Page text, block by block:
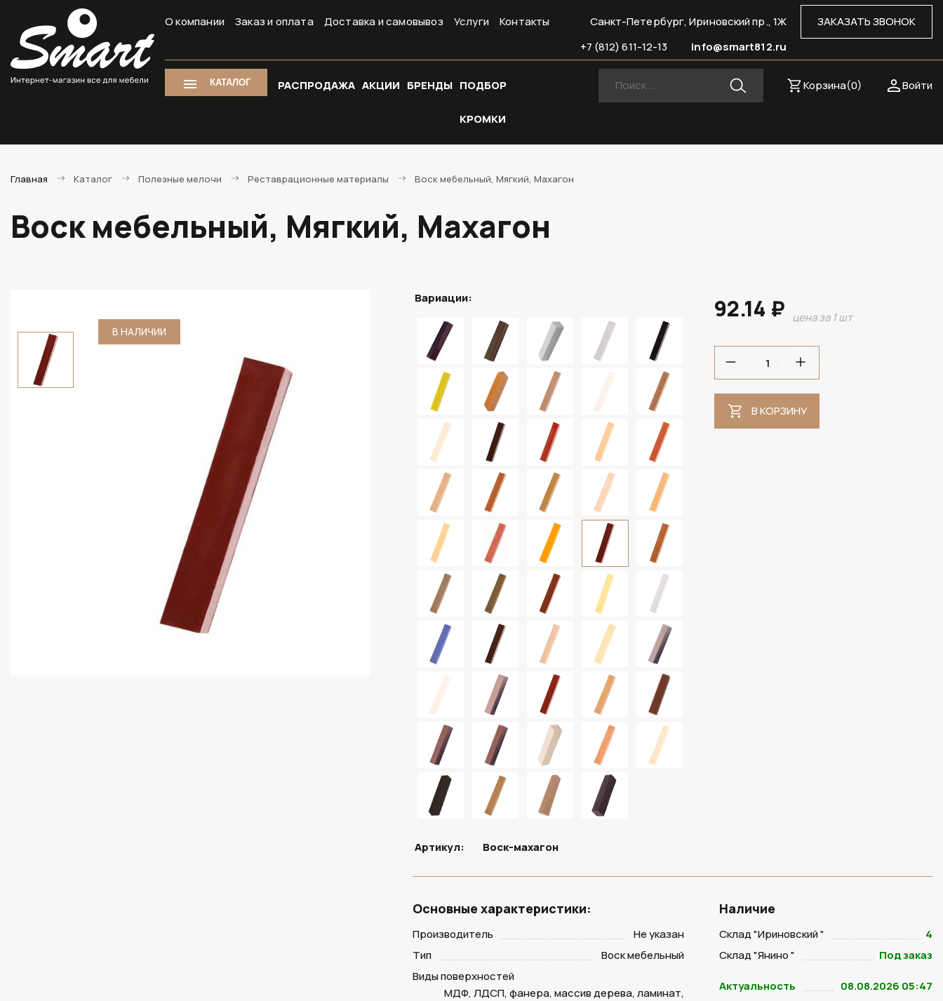
О компании Заказ и оплата Доставка и самовывоз Услуги Контакты ЗАКАЗАТЬ ЗВОНОК
Санкт-Петербург, Ириновский пр., 1Ж
info@smart812.ru
+7 (812) 611-12-13
КАТАЛОГ РАСПРОДАЖА АКЦИИ БРЕНДЫ ПОДБОР
КРОМКИ
Войти
Корзина(0)
Главная Каталог Полезные мелочи Реставрационные материалы Воск мебельный, Мягкий, Махагон
Воск мебельный, Мягкий, Махагон
В НАЛИЧИИ
Вариации:
Артикул: Воск-махагон
92.14 ₽ цена за 1 шт
В КОРЗИНУ
Основные характеристики:
Производитель
Не указан
Тип
Воск мебельный
Виды поверхностей
МДФ, ЛДСП, фанера, массив дерева, ламинат,
Наличие
Склад "Ириновский "
4
Склад "Янино "
Под заказ
Актуальность 08.08.2026 05:47